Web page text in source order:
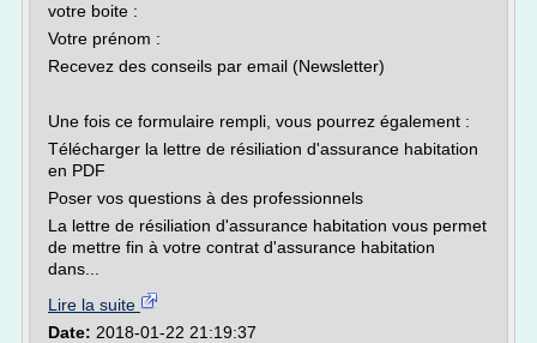
votre boite :
Votre prénom :
Recevez des conseils par email (Newsletter)
Une fois ce formulaire rempli, vous pourrez également :
Télécharger la lettre de résiliation d'assurance habitation
en PDF
Poser vos questions à des professionnels
La lettre de résiliation d'assurance habitation vous permet
de mettre fin à votre contrat d'assurance habitation
dans...
Lire la suite
Date: 2018-01-22 21:19:37